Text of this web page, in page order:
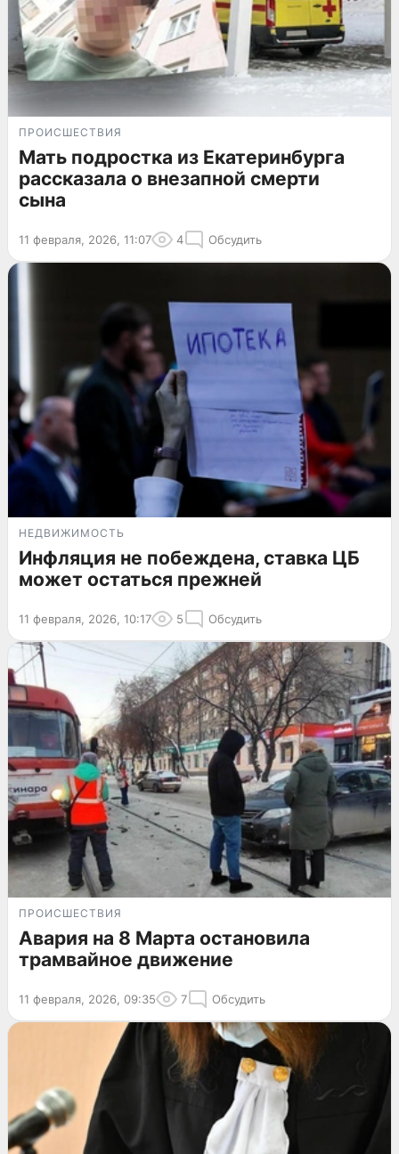
ПРОИСШЕСТВИЯ
Мать подростка из Екатеринбурга
рассказала о внезапной смерти
сына
11 февраля, 2026, 11:07 4 Обсудить
НЕДВИЖИМОСТЬ
Инфляция не побеждена, ставка ЦБ
может остаться прежней
11 февраля, 2026, 10:17 5 Обсудить
ПРОИСШЕСТВИЯ
Авария на 8 Марта остановила
трамвайное движение
11 февраля, 2026, 09:35 7 Обсудить